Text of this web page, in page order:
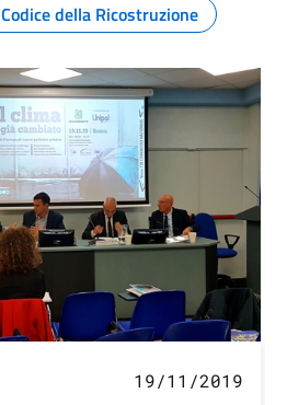
Codice della Ricostruzione
19/11/2019